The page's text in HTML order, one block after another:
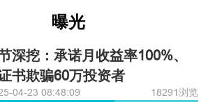
曝光
深挖：承诺月收益率100%、
书欺骗60万投资者
04-23 08:48:09 18291浏览